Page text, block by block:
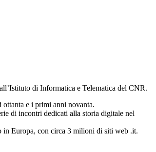
di Informatica e Telematica del CNR.
e i primi anni novanta.
di incontri dedicati alla storia digitale nel
in Europa, con circa 3 milioni di siti web .it.